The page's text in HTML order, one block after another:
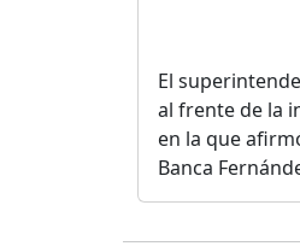
El
al frente de la
en la que
Banca